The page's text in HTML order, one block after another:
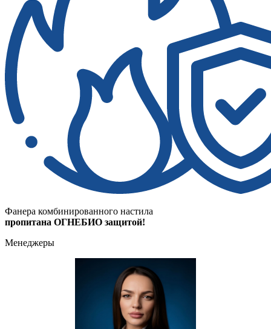
Фанера комбинированного настила
пропитана ОГНЕБИО защитой!
Менеджеры